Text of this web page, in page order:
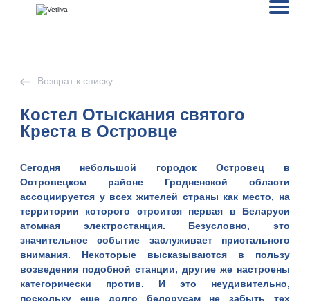
Возврат к списку
Костел Отыскания святого
Креста в Островце
Сегодня небольшой городок Островецв
Островецком районе Гродненской области
ассоциируется у всех жителей страны как место, на
территории которого строится первая в Беларуси
атомная электростанция. Безусловно, это
значительное событие заслуживает пристального
внимания. Некоторые высказываются в пользу
возведения подобной станции, другие же настроены
категорически против. И это неудивительно,
поскольку еще долго белорусам не забыть тех